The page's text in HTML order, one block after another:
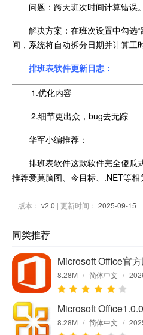
问题：跨天班次时间计算错误。
解决方案：在班次设置中勾选
间，系统将自动拆分日期并计算工时
排班表软件更新日志：
1.优化内容
2.细节更出众，bug去无踪
华军小编推荐：
排班表软件这款软件完全傻瓜
推荐爱莫脑图、今目标、.NET等相
版本： v2.0 | 更新时间： 2025-09-15
同类推荐
Microsoft Office官
8.28M / 简体中文 /
Microsoft
8.28M / 简体中文 /